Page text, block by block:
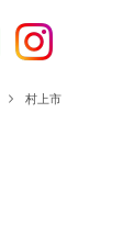
村上市